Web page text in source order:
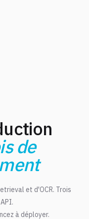
de
et d'OCR. Trois
à déployer.